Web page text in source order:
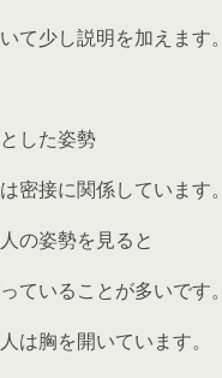
て少し説明を加えます。
した姿勢
密接に関係しています。
の姿勢を見ると
ていることが多いです。
は胸を開いています。